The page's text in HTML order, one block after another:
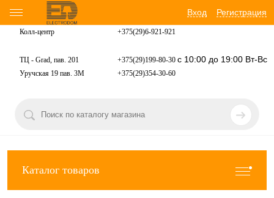
Вход Регистрация
Колл-центр +375(29)6-921-921
ТЦ - Grad, пав. 201 +375(29)199-80-30 с 10:00 до 19:00 Вт-Вс
Уручская 19 пав. 3М +375(29)354-30-60
Каталог товаров